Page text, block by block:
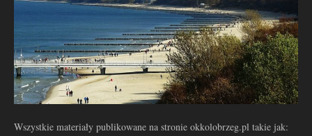
Wszystkie materiały publikowane na stronie okkolobrzeg.pl takie jak: